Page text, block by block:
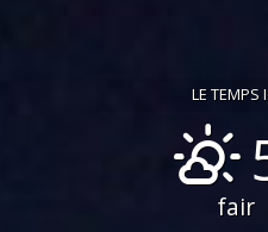
LE TEMPS
fair